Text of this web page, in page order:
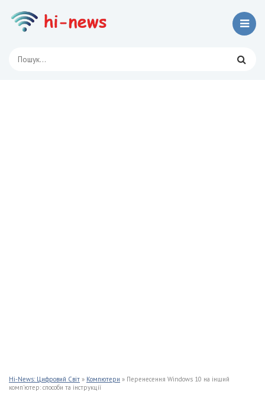
Hi-News: Цифровий Світ » Компютери » Перенесення Windows 10 на інший
комп'ютер: способи та інструкції